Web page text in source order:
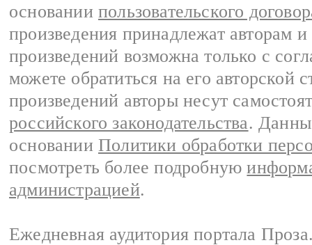
основании пользовательского
произведения принадлежат авторам
произведений возможна только с
можете обратиться на его авторской
произведений авторы несут
российского законодательства.
основании Политики обработки
посмотреть более подробную
администрацией.
Ежедневная аудитория портала